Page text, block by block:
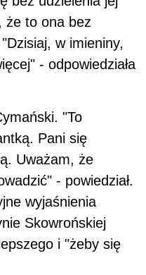
że to ona bez
w imieniny,
- odpowiedziała
"To
Pani się
Uważam, że
- powiedział.
wyjaśnienia
Skowrońskiej
i "żeby się